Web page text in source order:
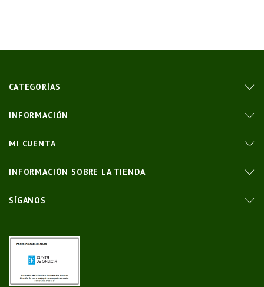
CATEGORÍAS
INFORMACIÓN
MI CUENTA
INFORMACIÓN SOBRE LA TIENDA
SÍGANOS